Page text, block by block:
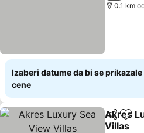
0.1 km
Izaberi datume da bi se
cene
Deli
Akres
Villas